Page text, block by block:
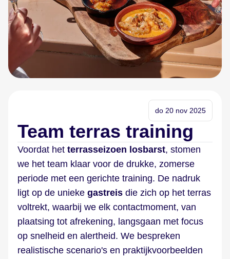
do 20 nov 2025
Team terras training
Voordat het terrasseizoen losbarst, stomen
we het team klaar voor de drukke, zomerse
periode met een gerichte training. De nadruk
ligt op de unieke gastreis die zich op het terras
voltrekt, waarbij we elk contactmoment, van
plaatsing tot afrekening, langsgaan met focus
op snelheid en alertheid. We bespreken
realistische scenario's en praktijkvoorbeelden